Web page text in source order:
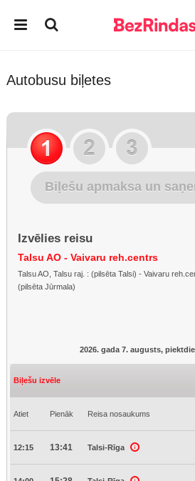
Autobusu biļetes
Biļešu apmaksa un
Izvēlies reisu
Talsu AO - Vaivaru reh.centrs
Talsu AO, Talsu raj. : (pilsēta Talsi) - Vaivaru
(pilsēta Jūrmala)
2026. gada 7. augusts,
Biļešu izvēle
Atiet Pienāk Reisa nosaukums
12:15 13:41 Talsi-Rīga